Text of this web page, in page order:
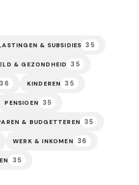
& SUBSIDIES 35
& GEZONDHEID 35
36 KINDEREN 35
PENSIOEN 35
& BUDGETTEREN 35
WERK & INKOMEN 36
35